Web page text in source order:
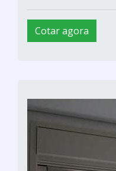
Cotar agora